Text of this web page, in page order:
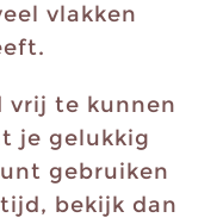
vlakken
vrij te kunnen
je gelukkig
gebruiken
bekijk dan